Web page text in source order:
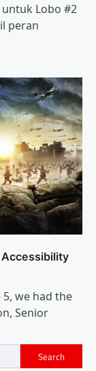
untuk Lobo #2
peran
we had the
Senior
Search